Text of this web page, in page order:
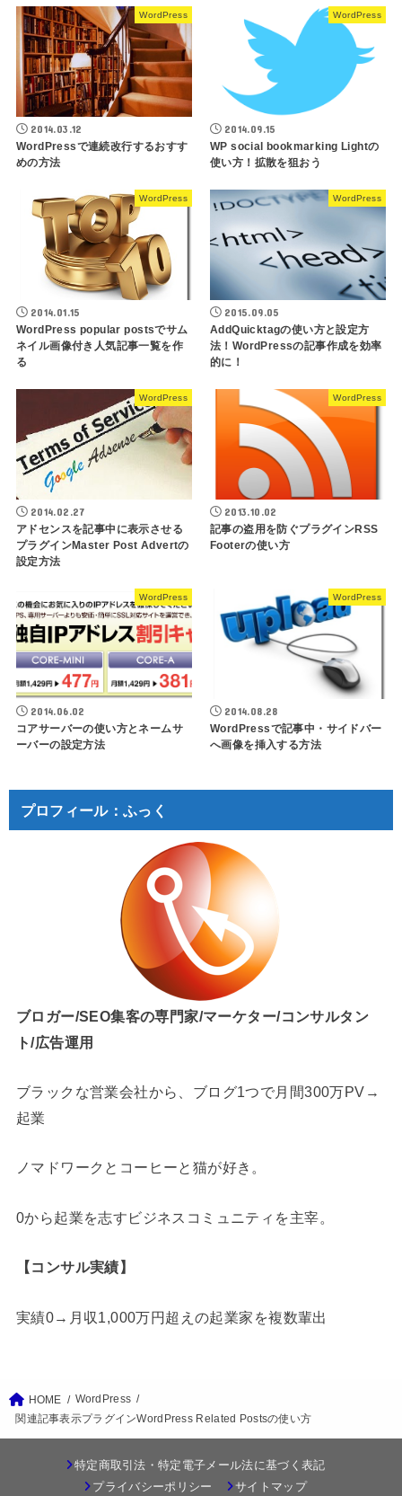
WordPress
2014.03.12
WordPressで連続改行するおすす
めの方法
WordPress
2014.09.15
WP social bookmarking Lightの
使い方！拡散を狙おう
WordPress
2014.01.15
WordPress popular postsでサム
ネイル画像付き人気記事一覧を作
る
WordPress
2015.09.05
AddQuicktagの使い方と設定方
法！WordPressの記事作成を効率
的に！
WordPress
2014.02.27
アドセンスを記事中に表示させる
プラグインMaster Post Advertの
設定方法
WordPress
2013.10.02
記事の盗用を防ぐプラグインRSS
Footerの使い方
WordPress
2014.06.02
コアサーバーの使い方とネームサ
ーバーの設定方法
WordPress
2014.08.28
WordPressで記事中・サイドバー
へ画像を挿入する方法
プロフィール：ふっく
ブロガー/SEO集客の専門家/マーケター/コンサルタン
ト/広告運用
ブラックな営業会社から、ブログ1つで月間300万PV→
起業
ノマドワークとコーヒーと猫が好き。
0から起業を志すビジネスコミュニティを主宰。
【コンサル実績】
実績0→月収1,000万円超えの起業家を複数輩出
HOME
WordPress
関連記事表示プラグインWordPress Related Postsの使い方
特定商取引法・特定電子メール法に基づく表記
プライバシーポリシー
サイトマップ